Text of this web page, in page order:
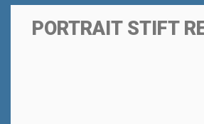
PORTRAIT STIFT